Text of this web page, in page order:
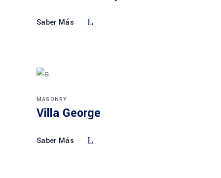
Saber Más
MASONRY
Villa George
Saber Más